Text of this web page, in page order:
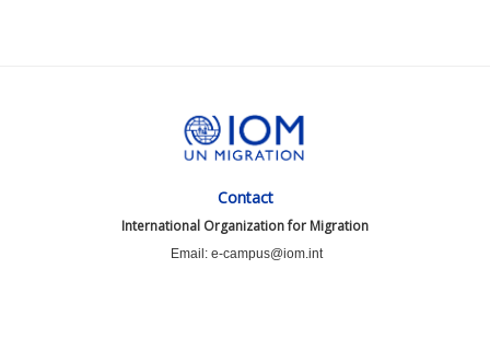
Contact
International Organization for Migration
Email: e-campus@iom.int